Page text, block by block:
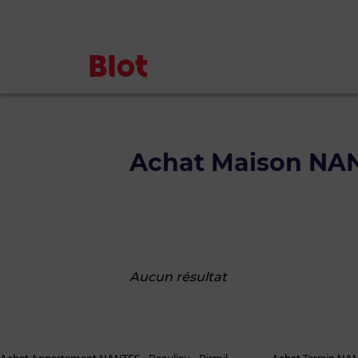
Achat Maison
Aucun résultat